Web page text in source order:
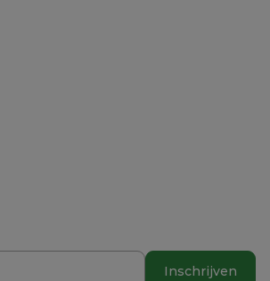
Inschrijven